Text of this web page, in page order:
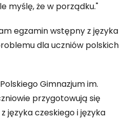
myślę, że w porządku."
egzamin wstępny z języka
dla uczniów polskich
Gimnazjum im.
przygotowują się
języka czeskiego i języka